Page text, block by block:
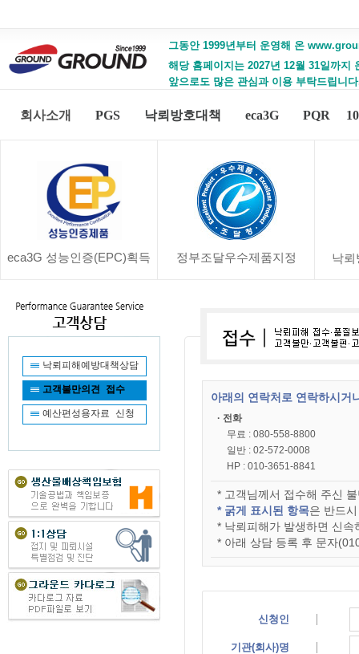
그동안 1999년부터 운영해 온
해당 홈페이지는 2027년 12월 31일까
앞으로도 많은 관심과 이용 부탁드립니
회사소개 PGS 낙뢰방호대책 eca3G PQR
eca3G 성능인증(EPC)획득 정부조달우수제품지정 낙뢰
낙뢰피해예방대책상담
고객불만의견 접수
예산편성용자료 신청
아래의 연락처로 연락하시거
· 전화
무료 : 080-558-8800
일반 : 02-572-0008
HP : 010-3651-8841
* 고객님께서 접수해 주신
* 굵게 표시된 항목은 반드
* 낙뢰피해가 발생하면 신
* 아래 상담 등록 후 문자
신청인
기관(회사)명